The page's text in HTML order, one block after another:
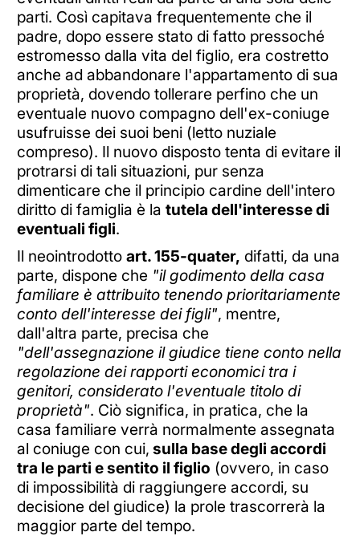
parti. Così capitava frequentemente che il
padre, dopo essere stato di fatto pressoché
estromesso dalla vita del figlio, era costretto
anche ad abbandonare l'appartamento di sua
proprietà, dovendo tollerare perfino che un
eventuale nuovo compagno dell'ex-coniuge
usufruisse dei suoi beni (letto nuziale
compreso). Il nuovo disposto tenta di evitare il
protrarsi di tali situazioni, pur senza
dimenticare che il principio cardine dell'intero
diritto di famiglia è la tutela dell'interesse di
eventuali figli.
Il neointrodotto art. 155-quater, difatti, da una
parte, dispone che "il godimento della casa
familiare è attribuito tenendo prioritariamente
conto dell'interesse dei figli", mentre,
dall'altra parte, precisa che
"dell'assegnazione il giudice tiene conto nella
regolazione dei rapporti economici tra i
genitori, considerato l'eventuale titolo di
proprietà". Ciò significa, in pratica, che la
casa familiare verrà normalmente assegnata
al coniuge con cui, sulla base degli accordi
tra le parti e sentito il figlio (ovvero, in caso
di impossibilità di raggiungere accordi, su
decisione del giudice) la prole trascorrerà la
maggior parte del tempo.